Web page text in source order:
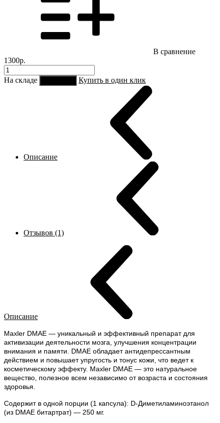
В сравнение
1300р.
На складе Купить в один клик
Описание
Отзывов (1)
Описание
Maxler DMAE — уникальный и эффективный препарат для
активизации деятельности мозга, улучшения концентрации
внимания и памяти. DMAE обладает антидепрессантным
действием и повышает упругость и тонус кожи, что ведет к
косметическому эффекту. Maxler DMAE — это натуральное
вещество, полезное всем независимо от возраста и состояния
здоровья.
Содержит в одной порции (1 капсула): D-Диметиламиноэтанол
(из DMAE битартрат) — 250 мг.